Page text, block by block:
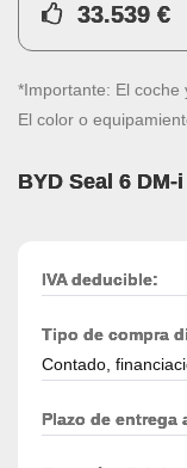
33.539 €
*Importante: El coche
El color o
BYD Seal 6
IVA deducible:
Tipo de compra
Contado,
Plazo de entrega